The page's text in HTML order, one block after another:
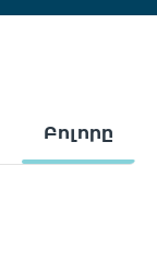
Բոլորը